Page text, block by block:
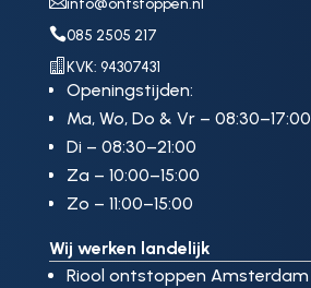
085 2505 217
 KVK: 94307431
Openingstijden:
Ma, Wo, Do & Vr – 08:30–17:00
Di – 08:30–21:00
Za – 10:00–15:00
Zo – 11:00–15:00
Wij werken landelijk
Riool ontstoppen Amsterdam